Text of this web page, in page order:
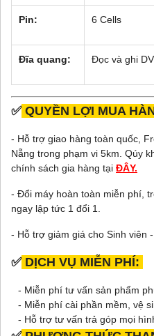
Pin: 6 Cells
Đĩa quang: Đọc và ghi
✅ QUYỀN LỢI MUA
- Hỗ trợ giao hàng toàn quốc,
Nẵng trong phạm vi 5km. Qúy
chính sách gia hàng tại ĐÂY.
- Đổi máy hoàn toàn miễn phí,
ngay lập tức 1 đổi 1.
- Hỗ trợ giảm giá cho Sinh viên
✅ DỊCH VỤ MIỄN PHÍ:
- Miễn phí tư vấn sản phẩm
- Miễn phí cài phần mềm, vệ
- Hỗ trợ tư vấn trả góp mọi